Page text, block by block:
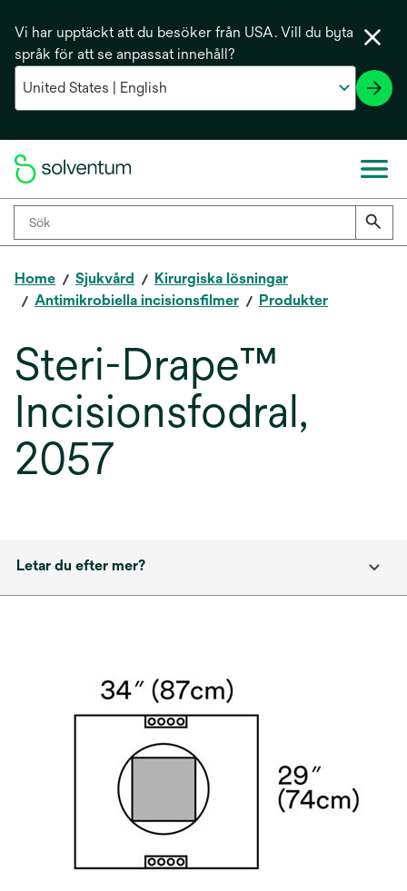
Vi har upptäckt att du besöker från USA. Vill du byta
språk för att se anpassat innehåll?
Home Sjukvård
Kirurgiska lösningar
Antimikrobiella incisionsfilmer
Produkter
Steri-Drape™
Incisionsfodral,
2057
Letar du efter mer?